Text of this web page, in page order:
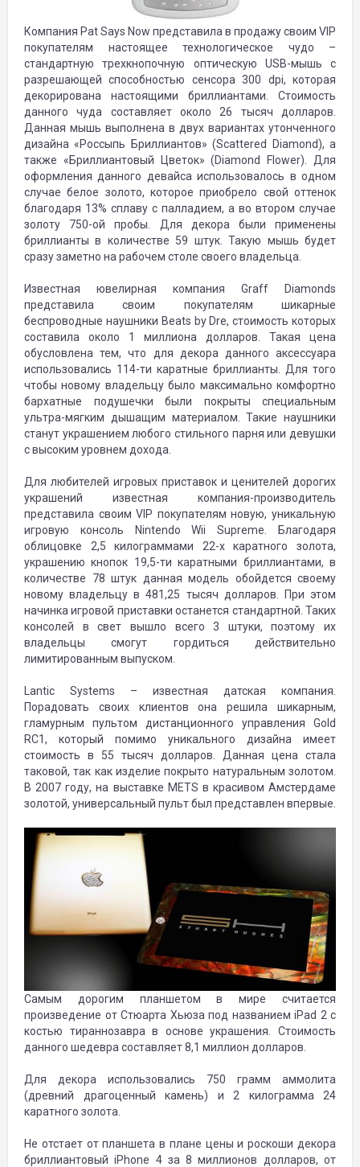
Компания Pat Says Now представила в продажу своим VIP
покупателям настоящее технологическое чудо –
стандартную трехкнопочную оптическую USB-мышь с
разрешающей способностью сенсора 300 dpi, которая
декорирована настоящими бриллиантами. Стоимость
данного чуда составляет около 26 тысяч долларов.
Данная мышь выполнена в двух вариантах утонченного
дизайна «Россыпь Бриллиантов» (Scattered Diamond), а
также «Бриллиантовый Цветок» (Diamond Flower). Для
оформления данного девайса использовалось в одном
случае белое золото, которое приобрело свой оттенок
благодаря 13% сплаву с палладием, а во втором случае
золоту 750-ой пробы. Для декора были применены
бриллианты в количестве 59 штук. Такую мышь будет
сразу заметно на рабочем столе своего владельца.
Известная ювелирная компания Graff Diamonds
представила своим покупателям шикарные
беспроводные наушники Beats by Dre, стоимость которых
составила около 1 миллиона долларов. Такая цена
обусловлена тем, что для декора данного аксессуара
использовались 114-ти каратные бриллианты. Для того
чтобы новому владельцу было максимально комфортно
бархатные подушечки были покрыты специальным
ультра-мягким дышащим материалом. Такие наушники
станут украшением любого стильного парня или девушки
с высоким уровнем дохода.
Для любителей игровых приставок и ценителей дорогих
украшений известная компания-производитель
представила своим VIP покупателям новую, уникальную
игровую консоль Nintendo Wii Supreme. Благодаря
облицовке 2,5 килограммами 22-х каратного золота,
украшению кнопок 19,5-ти каратными бриллиантами, в
количестве 78 штук данная модель обойдется своему
новому владельцу в 481,25 тысяч долларов. При этом
начинка игровой приставки останется стандартной. Таких
консолей в свет вышло всего 3 штуки, поэтому их
владельцы смогут гордиться действительно
лимитированным выпуском.
Lantic Systems – известная датская компания.
Порадовать своих клиентов она решила шикарным,
гламурным пультом дистанционного управления Gold
RC1, который помимо уникального дизайна имеет
стоимость в 55 тысяч долларов. Данная цена стала
таковой, так как изделие покрыто натуральным золотом.
В 2007 году, на выставке METS в красивом Амстердаме
золотой, универсальный пульт был представлен впервые.
Самым дорогим планшетом в мире считается
произведение от Стюарта Хьюза под названием iPad 2 с
костью тираннозавра в основе украшения. Стоимость
данного шедевра составляет 8,1 миллион долларов.
Для декора использовались 750 грамм аммолита
(древний драгоценный камень) и 2 килограмма 24
каратного золота.
Не отстает от планшета в плане цены и роскоши декора
бриллиантовый iPhone 4 за 8 миллионов долларов, от